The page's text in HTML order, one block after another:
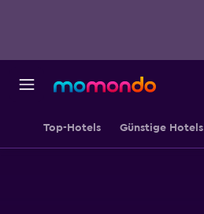
Top-Hotels Günstige Hotels